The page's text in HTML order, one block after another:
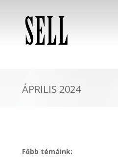
ÁPRILIS 2024
Főbb témáink: